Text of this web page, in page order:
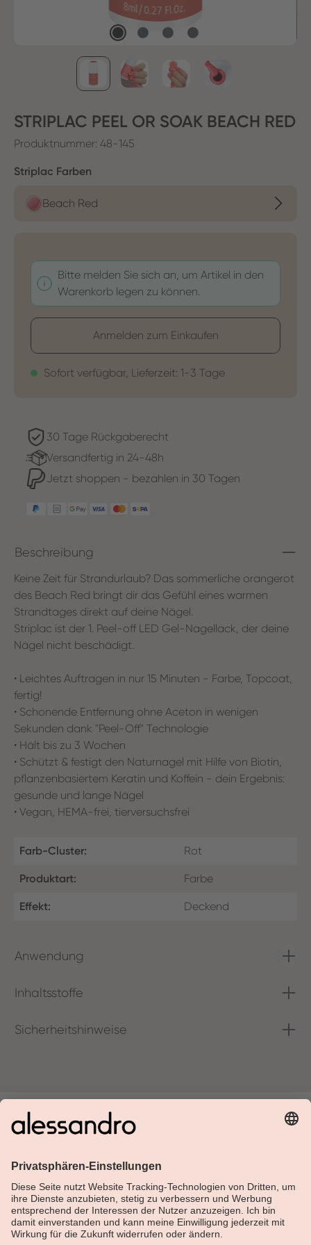
STRIPLAC PEEL OR SOAK BEACH RED
Produktnummer: 48-145
Striplac Farben
Beach Red
Bitte melden Sie sich an, um Artikel in den
Warenkorb legen zu können.
Anmelden zum Einkaufen
Sofort verfügbar, Lieferzeit: 1-3 Tage
30 Tage Rückgaberecht
Versandfertig in 24-48h
Jetzt shoppen - bezahlen in 30 Tagen
Beschreibung
Keine Zeit für Strandurlaub? Das sommerliche orangerot
des Beach Red bringt dir das Gefühl eines warmen
Strandtages direkt auf deine Nägel.
Striplac ist der 1. Peel-off LED Gel-Nagellack, der deine
Nägel nicht beschädigt.
• Leichtes Auftragen in nur 15 Minuten - Farbe, Topcoat,
fertig!
• Schonende Entfernung ohne Aceton in wenigen
Sekunden dank "Peel-Off" Technologie
• Hält bis zu 3 Wochen
• Schützt & festigt den Naturnagel mit Hilfe von Biotin,
pflanzenbasiertem Keratin und Koffein - dein Ergebnis:
gesunde und lange Nägel
• Vegan, HEMA-frei, tierversuchsfrei
Farb-Cluster: Rot
Produktart: Farbe
Effekt: Deckend
Anwendung
Inhaltsstoffe
Sicherheitshinweise
Über Alessandro
Shop